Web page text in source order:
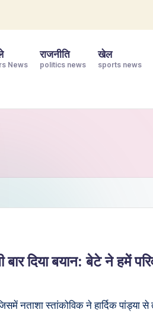
News
राजनीति
politics news
खेल
sports news
दिया बयान: बेटे ने हमें
नताशा स्तांकोविक ने हार्दिक पांड्या